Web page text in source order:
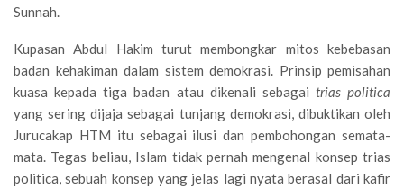
Sunnah.
Kupasan Abdul Hakim turut membongkar mitos kebebasan
badan kehakiman dalam sistem demokrasi. Prinsip pemisahan
kuasa kepada tiga badan atau dikenali sebagai trias politica
yang sering dijaja sebagai tunjang demokrasi, dibuktikan oleh
Jurucakap HTM itu sebagai ilusi dan pembohongan semata-
mata. Tegas beliau, Islam tidak pernah mengenal konsep trias
politica, sebuah konsep yang jelas lagi nyata berasal dari kafir